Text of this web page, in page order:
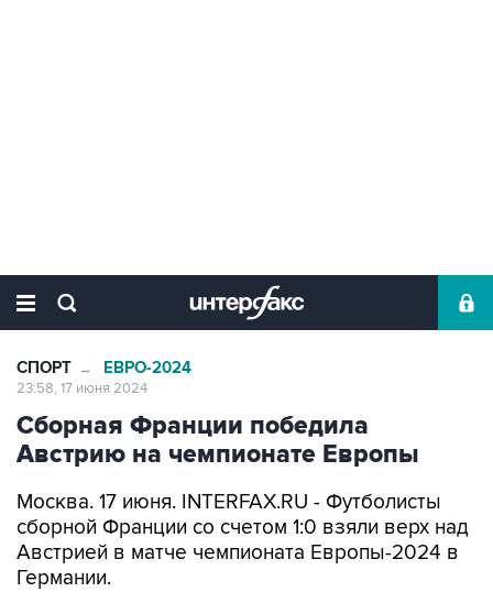
СПОРТ → ЕВРО-2024
23:58, 17 июня 2024
Сборная Франции победила
Австрию на чемпионате Европы
Москва. 17 июня. INTERFAX.RU - Футболисты
сборной Франции со счетом 1:0 взяли верх над
Австрией в матче чемпионата Европы-2024 в
Германии.